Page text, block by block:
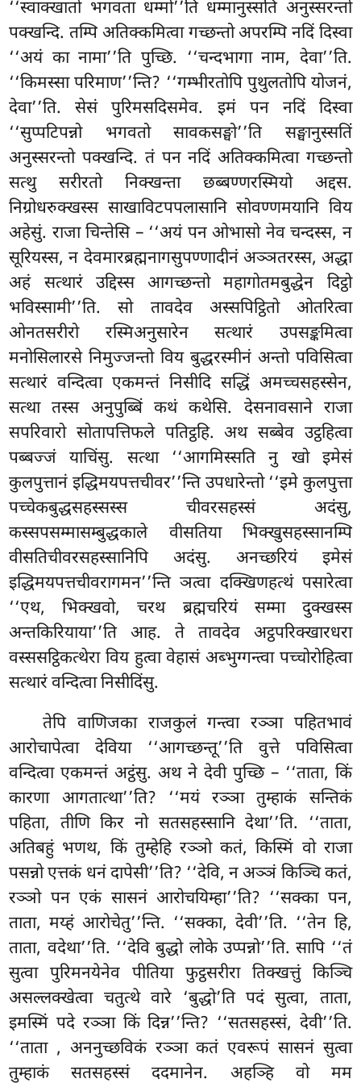
‘‘स्वाक्खातो भगवता धम्मो’’ति धम्मानुस्सतिं अनुस्सरन्तो
पक्खन्दि. तम्पि अतिक्कमित्वा गच्छन्तो अपरम्पि नदिं दिस्वा
‘‘अयं का नामा’’ति पुच्छि. ‘‘चन्दभागा नाम, देवा’’ति.
‘‘किमस्सा परिमाण’’न्ति? ‘‘गम्भीरतोपि पुथुलतोपि योजनं,
देवा’’ति. सेसं पुरिमसदिसमेव. इमं पन नदिं दिस्वा
‘‘सुप्पटिपन्नो भगवतो सावकसङ्घो’’ति सङ्घानुस्सतिं
अनुस्सरन्तो पक्खन्दि. तं पन नदिं अतिक्कमित्वा गच्छन्तो
सत्थु सरीरतो निक्खन्ता छब्बण्णरस्मियो अद्दस.
निग्रोधरुक्खस्स साखाविटपपलासानि सोवण्णमयानि विय
अहेसुं. राजा चिन्तेसि – ‘‘अयं पन ओभासो नेव चन्दस्स, न
सूरियस्स, न देवमारब्रह्मनागसुपण्णादीनं अञ्ञतरस्स, अद्धा
अहं सत्थारं उद्दिस्स आगच्छन्तो महागोतमबुद्धेन दिट्ठो
भविस्सामी’’ति. सो तावदेव अस्सपिट्ठितो ओतरित्वा
ओनतसरीरो रस्मिअनुसारेन सत्थारं उपसङ्कमित्वा
मनोसिलारसे निमुज्जन्तो विय बुद्धरस्मीनं अन्तो पविसित्वा
सत्थारं वन्दित्वा एकमन्तं निसीदि सद्धिं अमच्चसहस्सेन,
सत्था तस्स अनुपुब्बिं कथं कथेसि. देसनावसाने राजा
सपरिवारो सोतापत्तिफले पतिट्ठहि. अथ सब्बेव उट्ठहित्वा
पब्बज्जं याचिंसु. सत्था ‘‘आगमिस्सति नु खो इमेसं
कुलपुत्तानं इद्धिमयपत्तचीवर’’न्ति उपधारेन्तो ‘‘इमे कुलपुत्ता
पच्चेकबुद्धसहस्सस्स चीवरसहस्सं अदंसु,
कस्सपसम्मासम्बुद्धकाले वीसतिया भिक्खुसहस्सानम्पि
वीसतिचीवरसहस्सानिपि अदंसु. अनच्छरियं इमेसं
इद्धिमयपत्तचीवरागमन’’न्ति ञत्वा दक्खिणहत्थं पसारेत्वा
‘‘एथ, भिक्खवो, चरथ ब्रह्मचरियं सम्मा दुक्खस्स
अन्तकिरियाया’’ति आह. ते तावदेव अट्ठपरिक्खारधरा
वस्ससट्ठिकत्थेरा विय हुत्वा वेहासं अब्भुग्गन्त्वा पच्चोरोहित्वा
सत्थारं वन्दित्वा निसीदिंसु.
तेपि वाणिजका राजकुलं गन्त्वा रञ्ञा पहितभावं
आरोचापेत्वा देविया ‘‘आगच्छन्तू’’ति वुत्ते पविसित्वा
वन्दित्वा एकमन्तं अट्ठंसु. अथ ने देवी पुच्छि – ‘‘ताता, किं
कारणा आगतात्था’’ति? ‘‘मयं रञ्ञा तुम्हाकं सन्तिकं
पहिता, तीणि किर नो सतसहस्सानि देथा’’ति. ‘‘ताता,
अतिबहुं भणथ, किं तुम्हेहि रञ्ञो कतं, किस्मिं वो राजा
पसन्नो एत्तकं धनं दापेसी’’ति? ‘‘देवि, न अञ्ञं किञ्चि कतं,
रञ्ञो पन एकं सासनं आरोचयिम्हा’’ति? ‘‘सक्का पन,
ताता, मय्हं आरोचेतु’’न्ति. ‘‘सक्का, देवी’’ति. ‘‘तेन हि,
ताता, वदेथा’’ति. ‘‘देवि बुद्धो लोके उप्पन्नो’’ति. सापि ‘‘तं
सुत्वा पुरिमनयेनेव पीतिया फुट्ठसरीरा तिक्खत्तुं किञ्चि
असल्लक्खेत्वा चतुत्थे वारे ‘बुद्धो’ति पदं सुत्वा, ताता,
इमस्मिं पदे रञ्ञा किं दिन्न’’न्ति? ‘‘सतसहस्सं, देवी’’ति.
‘‘ताता , अननुच्छविकं रञ्ञा कतं एवरूपं सासनं सुत्वा
तुम्हाकं सतसहस्सं ददमानेन. अहञ्हि वो मम